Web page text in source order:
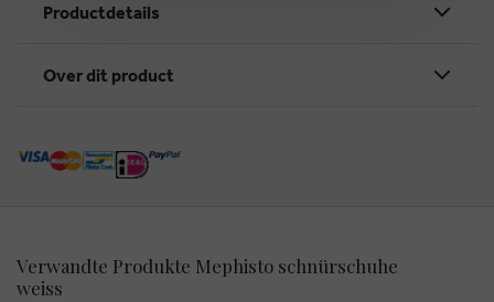
Productdetails
Over dit product
Verwandte Produkte Mephisto schnürschuhe
weiss